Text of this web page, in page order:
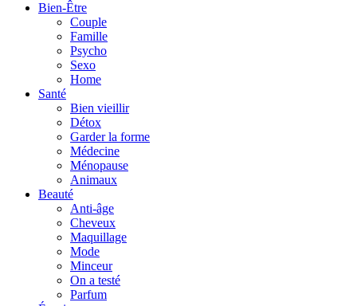
Bien-Être
Couple
Famille
Psycho
Sexo
Home
Santé
Bien vieillir
Détox
Garder la forme
Médecine
Ménopause
Animaux
Beauté
Anti-âge
Cheveux
Maquillage
Mode
Minceur
On a testé
Parfum